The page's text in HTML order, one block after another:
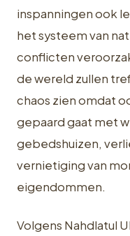
inspanningen ook
het systeem van
conflicten
de wereld zullen
chaos zien omdat
gepaard gaat met
gebedshuizen,
vernietiging van
eigendommen.
Volgens Nahdlatul